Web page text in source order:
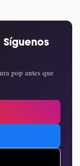
pop antes que